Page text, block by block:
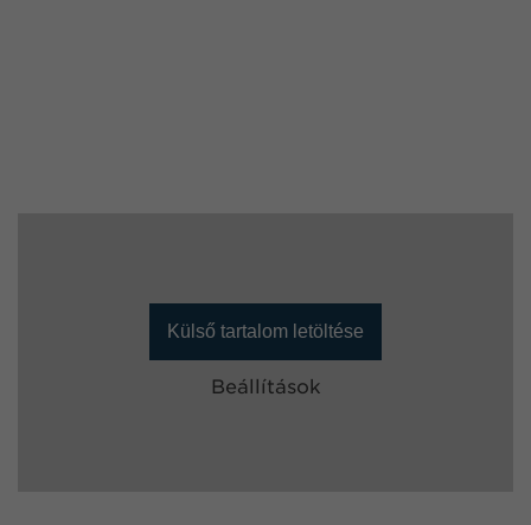
Külső tartalom letöltése
Beállítások